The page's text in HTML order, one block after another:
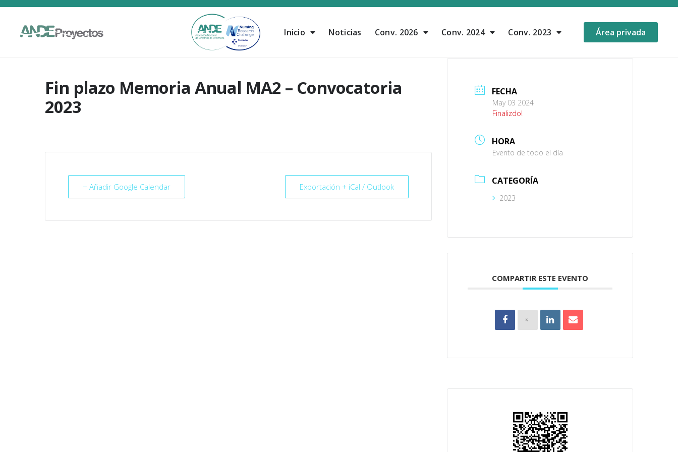
Inicio Noticias Conv. 2026 Conv. 2024 Conv. 2023 Área privada
Fin plazo Memoria Anual MA2 – Convocatoria
2023
+ Añadir Google Calendar Exportación + iCal / Outlook
FECHA
May 03 2024
Finalizdo!
HORA
Evento de todo el día
CATEGORÍA
2023
COMPARTIR ESTE EVENTO